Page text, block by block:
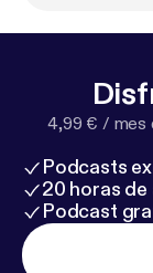
4,99 € / mes
Podcasts
20 horas
Podcast